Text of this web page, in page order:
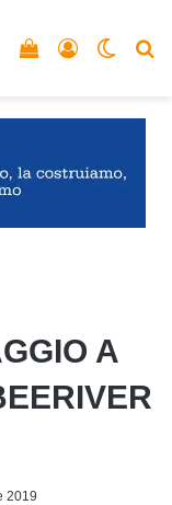
Accedi
Vedi il carrello
A
2019